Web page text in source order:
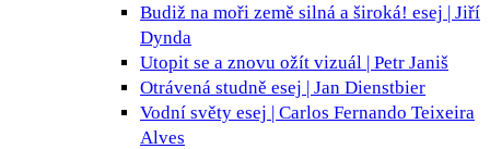
Budiž na moři země silná a široká! esej | Jiří
Dynda
Utopit se a znovu ožít vizuál | Petr Janiš
Otrávená studně esej | Jan Dienstbier
Vodní světy esej | Carlos Fernando Teixeira
Alves